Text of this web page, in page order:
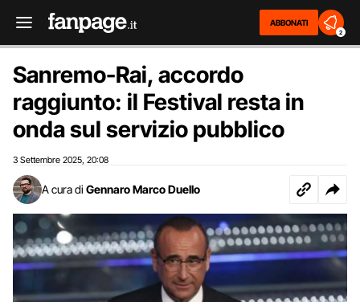
ABBONATI
2
Sanremo-Rai, accordo
raggiunto: il Festival resta in
onda sul servizio pubblico
3 Settembre 2025 20:08
A cura di Gennaro Marco Duello